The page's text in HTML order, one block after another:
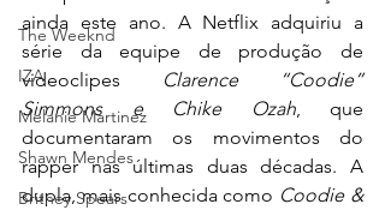
The Weeknd
IZA
Melanie Martinez
Shawn Mendes
Britney Spears
ainda este ano. A Netflix adquiriu a
série da equipe de produção de
videoclipes
Clarence “Coodie”
Simmons e Chike Ozah, que
documentaram os movimentos do
rapper nas últimas duas décadas. A
dupla, mais conhecida como Coodie &